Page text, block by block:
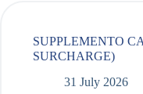
SUPPLEMENTO
SURCHARGE)
31 July 2026